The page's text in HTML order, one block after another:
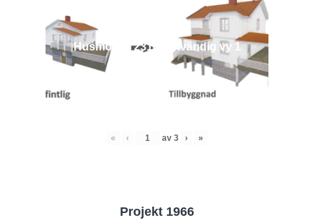
Husmodell 2314 - Utvändig vy 1
« ‹ av 3 › »
Projekt 1966